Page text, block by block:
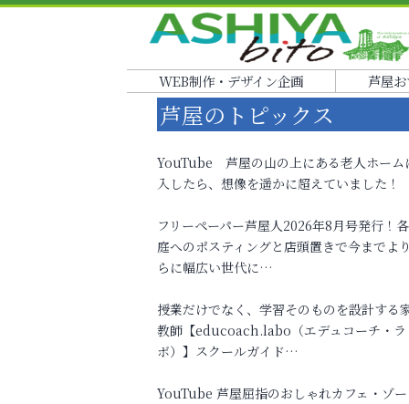
WEB制作・デザイン企画 芦屋
芦屋のトピックス
YouTube 芦屋の山の上にある老人ホーム
入したら、想像を遥かに超えていました！
フリーペーパー芦屋人2026年8月号発行！
庭へのポスティングと店頭置きで今までよ
らに幅広い世代に…
授業だけでなく、学習そのものを設計する
教師【educoach.labo（エデュコーチ・ラ
ボ）】スクールガイド…
YouTube 芦屋屈指のおしゃれカフェ・ゾ